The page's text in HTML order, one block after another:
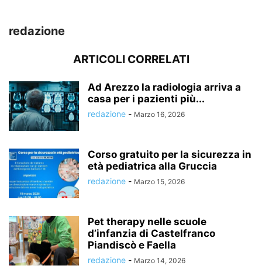
redazione
ARTICOLI CORRELATI
Ad Arezzo la radiologia arriva a
casa per i pazienti più...
redazione - Marzo 16, 2026
Corso gratuito per la sicurezza in
età pediatrica alla Gruccia
redazione - Marzo 15, 2026
Pet therapy nelle scuole
d’infanzia di Castelfranco
Piandiscò e Faella
redazione - Marzo 14, 2026